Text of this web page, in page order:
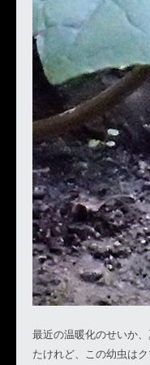
最近の温暖化のせいか
たけれど、この幼虫は